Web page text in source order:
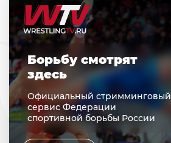
Борьбу смотрят
здесь
Официальный стримминговый
сервис Федерации
спортивной борьбы России